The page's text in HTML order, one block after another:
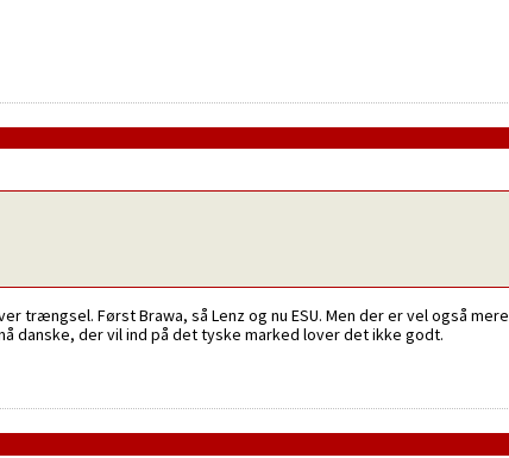
trængsel. Først Brawa, så Lenz og nu ESU. Men der er vel også mere
danske, der vil ind på det tyske marked lover det ikke godt.